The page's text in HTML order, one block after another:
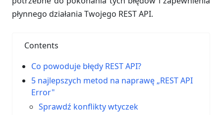
płynnego działania Twojego REST API.
Contents
Co powoduje błędy REST API?
5 najlepszych metod na naprawę „REST API
Error"
Sprawdź konflikty wtyczek